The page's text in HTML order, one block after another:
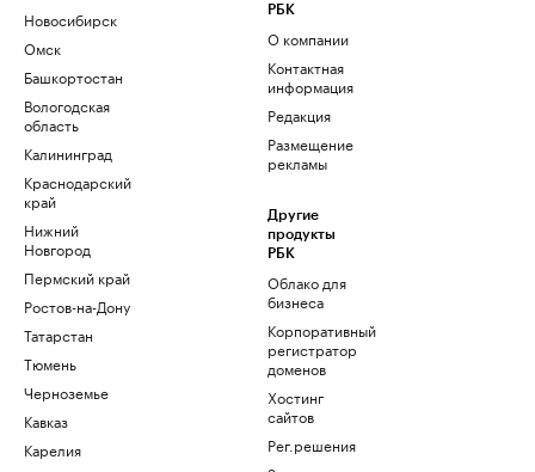
Новосибирск
Омск
Башкортостан
Вологодская
область
Калининград
Краснодарский
край
Нижний
Новгород
Пермский край
Ростов-на-Дону
Татарстан
Тюмень
Черноземье
Кавказ
Карелия
РБК
О компании
Контактная
информация
Редакция
Размещение
рекламы
Другие
продукты
РБК
Облако для
бизнеса
Корпоративный
регистратор
доменов
Хостинг
сайтов
Рег.решения